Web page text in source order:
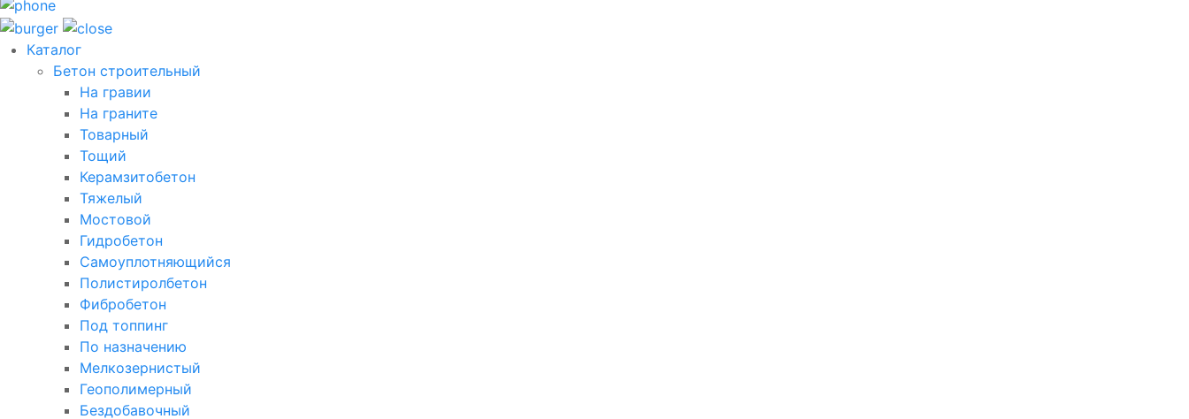
Каталог
Бетон строительный
На гравии
На граните
Товарный
Тощий
Керамзитобетон
Тяжелый
Мостовой
Гидробетон
Самоуплотняющийся
Полистиролбетон
Фибробетон
Под топпинг
По назначению
Мелкозернистый
Геополимерный
Бездобавочный